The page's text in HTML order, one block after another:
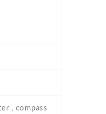
, compass